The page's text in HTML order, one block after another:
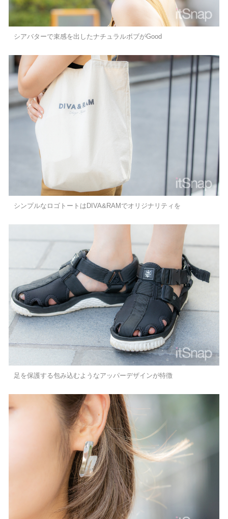
シアバターで束感を出したナチュラルボブがGood
シンプルなロゴトートはDIVA&RAMでオリジナリティを
足を保護する包み込むようなアッパーデザインが特徴